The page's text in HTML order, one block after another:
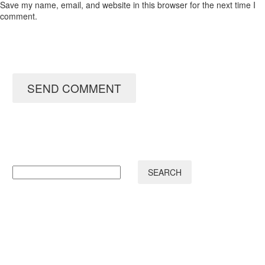
Lorem Ipsum. Proin gravida nibh vel velit auctor aliquet. Aenean
sollicitudin, lorem quis bibendum auctor, nisi elit consequat
Quote Post
sollicitudin, lorem quis bibendum auctor, nisi elit consequat
ipsum, nec sagittis sem nibh id elit. Duis sed odio sit amet nibh
Save my name, email, and website in this browser for the next time I
comment.
SEND COMMENT
SEARCH